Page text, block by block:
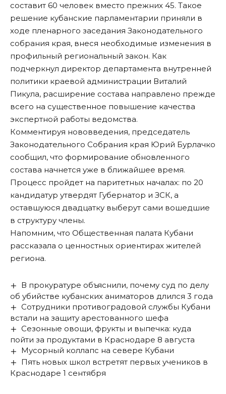
составит 60 человек вместо прежних 45. Такое
решение кубанские парламентарии приняли в
ходе пленарного заседания Законодательного
собрания края, внеся необходимые изменения в
профильный региональный закон. Как
подчеркнул директор департамента внутренней
политики краевой администрации Виталий
Пикула, расширение состава направлено прежде
всего на существенное повышение качества
экспертной работы ведомства.
Комментируя нововведения, председатель
Законодательного Собрания края Юрий Бурлачко
сообщил, что формирование обновленного
состава начнется уже в ближайшее время.
Процесс пройдет на паритетных началах: по 20
кандидатур утвердят Губернатор и ЗСК, а
оставшуюся двадцатку выберут сами вошедшие
в структуру члены.
Напомним, что Общественная палата Кубани
рассказала о ценностных ориентирах жителей
региона.
В прокуратуре объяснили, почему суд по делу
об убийстве кубанских аниматоров длился 3 года
Сотрудники противоградовой службы Кубани
встали на защиту арестованного шефа
Сезонные овощи, фрукты и выпечка: куда
пойти за продуктами в Краснодаре 8 августа
Мусорный коллапс на севере Кубани
Пять новых школ встретят первых учеников в
Краснодаре 1 сентября